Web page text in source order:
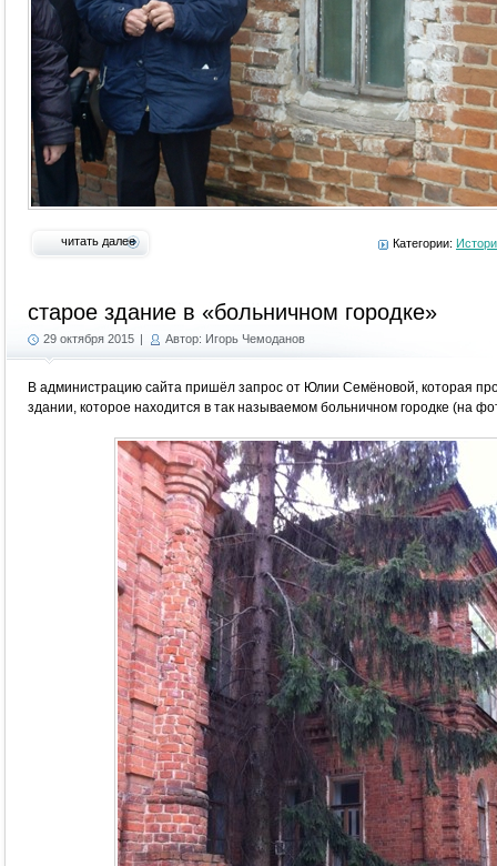
читать далее Категории:
старое здание в «больничном городке»
29 октября 2015 | Автор: Игорь Чемоданов
В администрацию сайта пришёл запрос от Юлии Семёновой, которая
здании, которое находится в так называемом больничном городке (на